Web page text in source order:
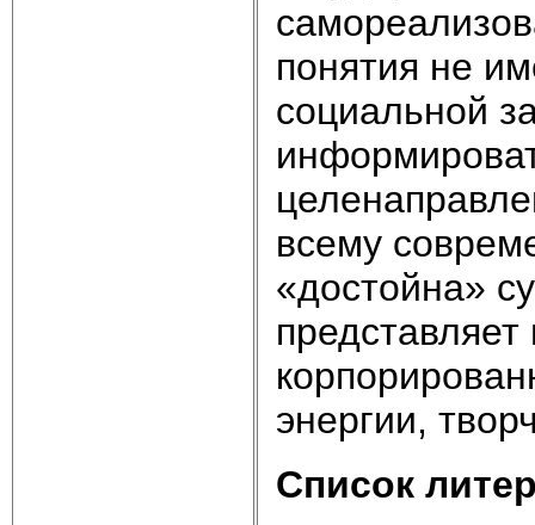
понятия не
социальной
всему
«достойна»
энергии,
Список